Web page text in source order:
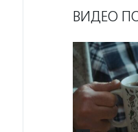
ВИДЕО